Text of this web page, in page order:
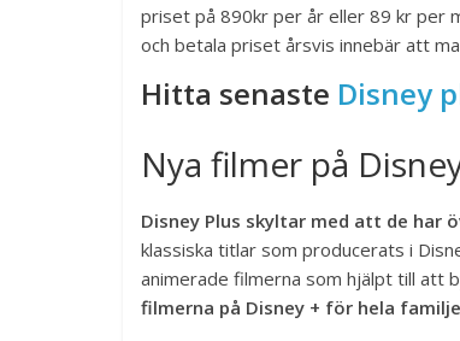
priset på 890kr per år eller 89 kr per
och betala priset årsvis innebär att
Hitta senaste Disney
Nya filmer på
Disney Plus skyltar med att de har
klassiska titlar som producerats i
animerade filmerna som hjälpt till att
filmerna på Disney + för hela